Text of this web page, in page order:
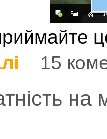
про Діти і Windows 10
15
на